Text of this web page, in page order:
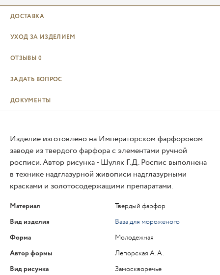
ДОСТАВКА
УХОД ЗА ИЗДЕЛИЕМ
ОТЗЫВЫ 0
ЗАДАТЬ ВОПРОС
ДОКУМЕНТЫ
Изделие изготовлено на Императорском фарфоровом
заводе из твердого фарфора с элементами ручной
росписи. Автор рисунка - Шуляк Г.Д. Роспис выполнена
в технике надглазурной живописи надглазурными
красками и золотосодержащими препаратами.
Материал
Твердый фарфор
Вид изделия
Ваза для мороженого
Форма
Молодежная
Автор формы
Лепорская А.А.
Вид рисунка
Замоскворечье